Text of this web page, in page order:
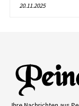
20.11.2025